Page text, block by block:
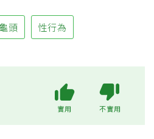
龜頭 性行為
實用 不實用